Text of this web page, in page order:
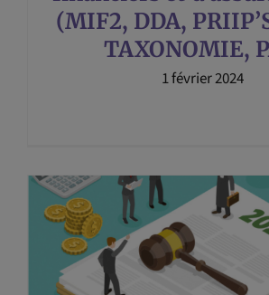
(MIF2, DDA,
TAXONOMIE,
1 février 2024